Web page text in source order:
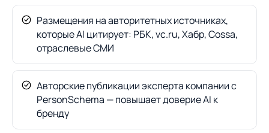
Размещения на авторитетных источниках,
которые AI цитирует: РБК, vc.ru, Хабр, Cossa,
отраслевые СМИ
Авторские публикации эксперта компании с
PersonSchema — повышает доверие AI к
бренду